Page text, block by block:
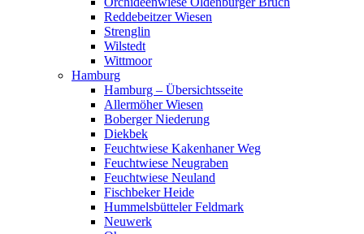
Reddebeitzer Wiesen
Strenglin
Wilstedt
Wittmoor
Hamburg
Hamburg – Übersichtsseite
Allermöher Wiesen
Boberger Niederung
Diekbek
Feuchtwiese Kakenhaner Weg
Feuchtwiese Neugraben
Feuchtwiese Neuland
Fischbeker Heide
Hummelsbütteler Feldmark
Neuwerk